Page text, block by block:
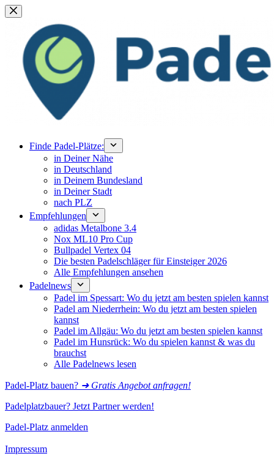
Zum
Inhalt
springen
Finde Padel-Plätze:
in Deiner Nähe
in Deutschland
in Deinem Bundesland
in Deiner Stadt
nach PLZ
Empfehlungen
adidas Metalbone 3.4
Nox ML10 Pro Cup
Bullpadel Vertex 04
Die besten Padelschläger für Einsteiger 2026
Alle Empfehlungen ansehen
Padelnews
Padel im Spessart: Wo du jetzt am besten spielen kannst
Padel am Niederrhein: Wo du jetzt am besten spielen
kannst
Padel im Allgäu: Wo du jetzt am besten spielen kannst
Padel im Hunsrück: Wo du spielen kannst & was du
brauchst
Alle Padelnews lesen
Padel-Platz bauen? ➜ Gratis Angebot anfragen!
Padelplatzbauer? Jetzt Partner werden!
Padel-Platz anmelden
Impressum